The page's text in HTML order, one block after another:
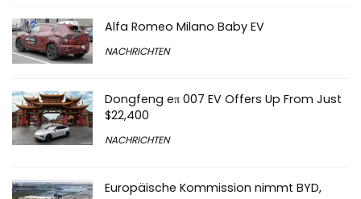
Alfa Romeo Milano Baby EV
Dongfeng eπ 007 EV Offers Up From Just
$22,400